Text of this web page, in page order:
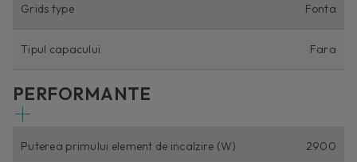
Grids type Fonta
Tipul capacului Fara
PERFORMANTE
Puterea primului element de incalzire (W) 2900